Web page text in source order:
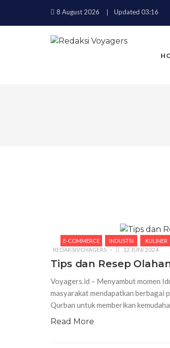
8 August 2026 Updated 03:16
E-COMMERCE INDUSTRI KULINER
REDAKSIVOYAGERS 12 JUNI 2024
Tips dan Resep
Voyagers.id – Menyambut momen
masyarakat mendapatkan berbagai
Qurban untuk memberikan
Read More